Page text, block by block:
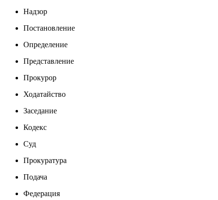
Надзор
Постановление
Определение
Представление
Прокурор
Ходатайство
Заседание
Кодекс
Суд
Прокуратура
Подача
Федерация